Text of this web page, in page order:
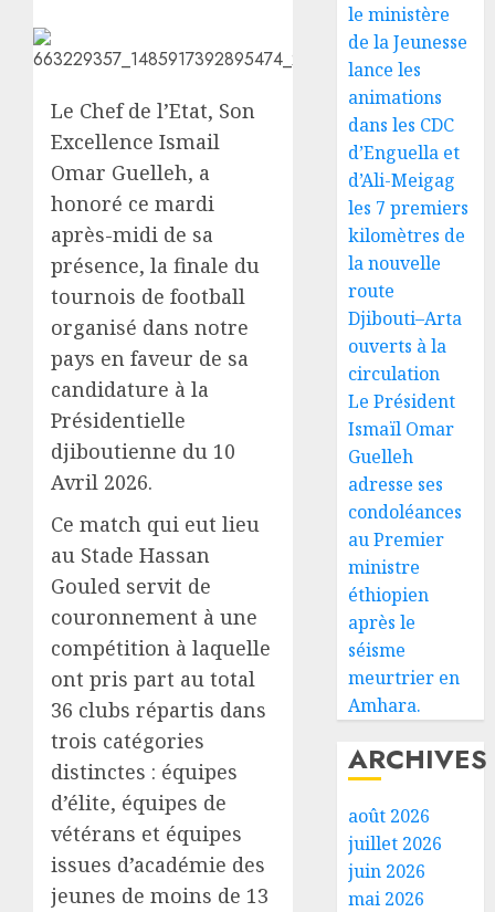
Le Chef de l’Etat, Son
Excellence Ismail
Omar Guelleh, a
honoré ce mardi
après-midi de sa
présence, la finale du
tournois de football
organisé dans notre
pays en faveur de sa
candidature à la
Présidentielle
djiboutienne du 10
Avril 2026.
Ce match qui eut lieu
au Stade Hassan
Gouled servit de
couronnement à une
compétition à laquelle
ont pris part au total
36 clubs répartis dans
trois catégories
distinctes : équipes
d’élite, équipes de
vétérans et équipes
issues d’académie des
jeunes de moins de 13
le ministère
de la Jeunesse
lance les
animations
dans les CDC
d’Enguella et
d’Ali-Meigag
les 7 premiers
kilomètres de
la nouvelle
route
Djibouti–Arta
ouverts à la
circulation
Le Président
Ismaïl Omar
Guelleh
adresse ses
condoléances
au Premier
ministre
éthiopien
après le
séisme
meurtrier en
Amhara.
ARCHIVES
août 2026
juillet 2026
juin 2026
mai 2026